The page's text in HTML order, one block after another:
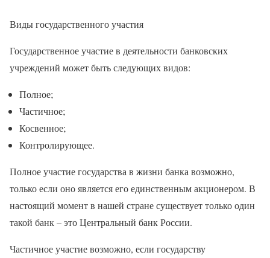
Виды государственного участия
Государственное участие в деятельности банковских
учреждений может быть следующих видов:
Полное;
Частичное;
Косвенное;
Контролирующее.
Полное участие государства в жизни банка возможно,
только если оно является его единственным акционером. В
настоящий момент в нашей стране существует только один
такой банк – это Центральный банк России.
Частичное участие возможно, если государству